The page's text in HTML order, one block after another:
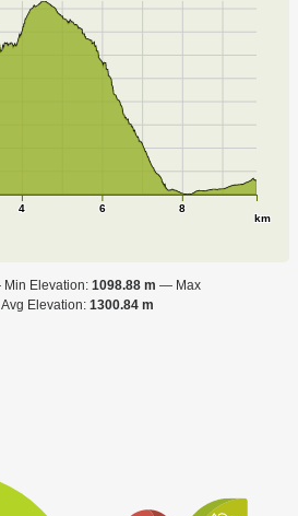
4 6 8
km
Min Elevation: 1098.88 m
Max
Avg Elevation: 1300.84 m